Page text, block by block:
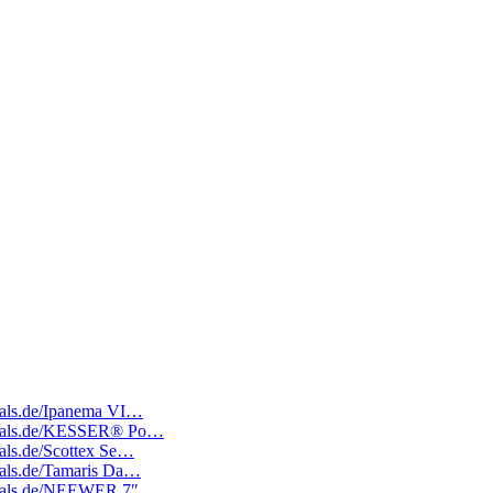
Ipanema VI…
KESSER® Po…
Scottex Se…
Tamaris Da…